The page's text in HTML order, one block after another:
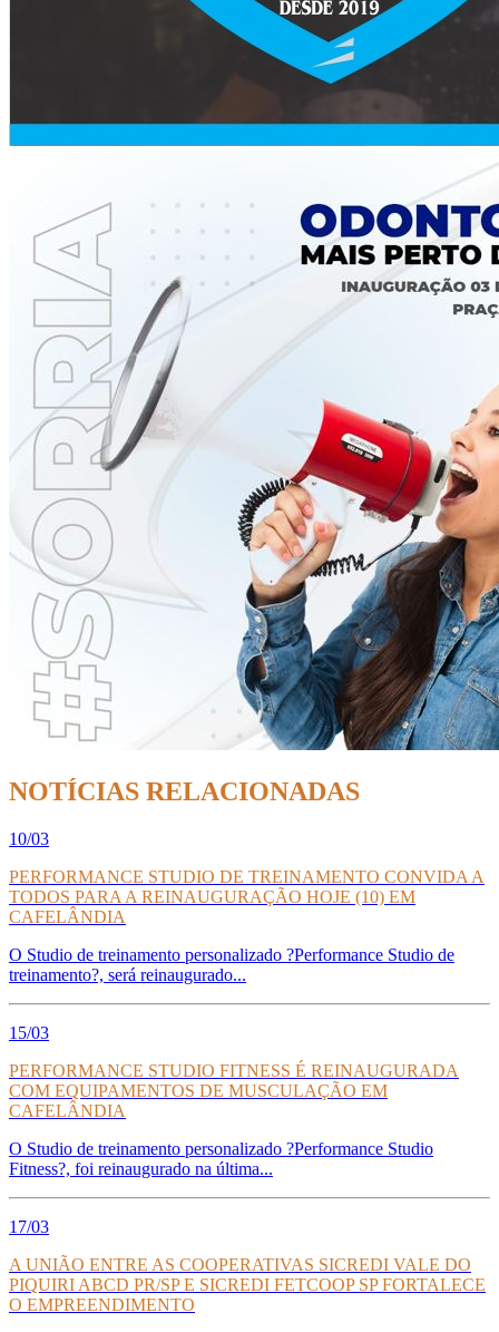
NOTÍCIAS RELACIONADAS
10/03
PERFORMANCE STUDIO DE TREINAMENTO CONVIDA A
TODOS PARA A REINAUGURAÇÃO HOJE (10) EM
CAFELÂNDIA
O Studio de treinamento personalizado ?Performance Studio de
treinamento?, será reinaugurado...
15/03
PERFORMANCE STUDIO FITNESS É REINAUGURADA
COM EQUIPAMENTOS DE MUSCULAÇÃO EM
CAFELÂNDIA
O Studio de treinamento personalizado ?Performance Studio
Fitness?, foi reinaugurado na última...
17/03
A UNIÃO ENTRE AS COOPERATIVAS SICREDI VALE DO
PIQUIRI ABCD PR/SP E SICREDI FETCOOP SP FORTALECE
O EMPREENDIMENTO